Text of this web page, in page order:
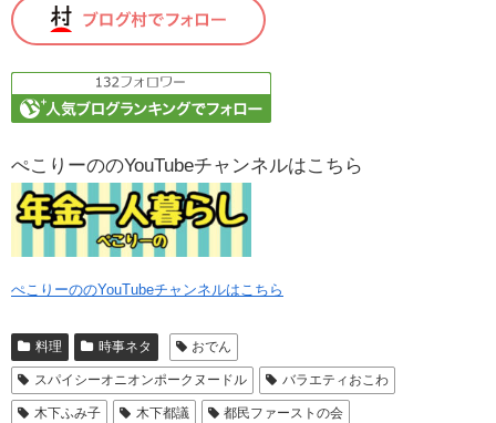
ぺこりーののYouTubeチャンネルはこちら
ぺこりーののYouTubeチャンネルはこちら
料理 時事ネタ おでん
スパイシーオニオンポークヌードル バラエティおこわ
木下ふみ子 木下都議 都民ファーストの会